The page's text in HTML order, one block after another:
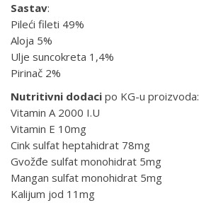
Sastav:
Pileći fileti 49%
Aloja 5%
Ulje suncokreta 1,4%
Pirinač 2%
Nutritivni dodaci po KG-u proizvoda:
Vitamin A 2000 I.U
Vitamin E 10mg
Cink sulfat heptahidrat 78mg
Gvožđe sulfat monohidrat 5mg
Mangan sulfat monohidrat 5mg
Kalijum jod 11mg